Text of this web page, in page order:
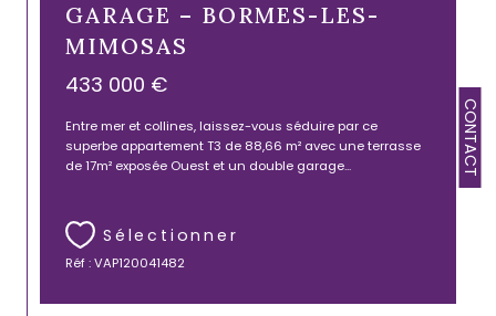
CONTACT
GARAGE – BORMES-LES-
MIMOSAS
433 000 €
Entre mer et collines, laissez-vous séduire par ce
superbe appartement T3 de 88,66 m² avec une terrasse
de 17m² exposée Ouest et un double garage...
Sélectionner
Réf : VAP120041482